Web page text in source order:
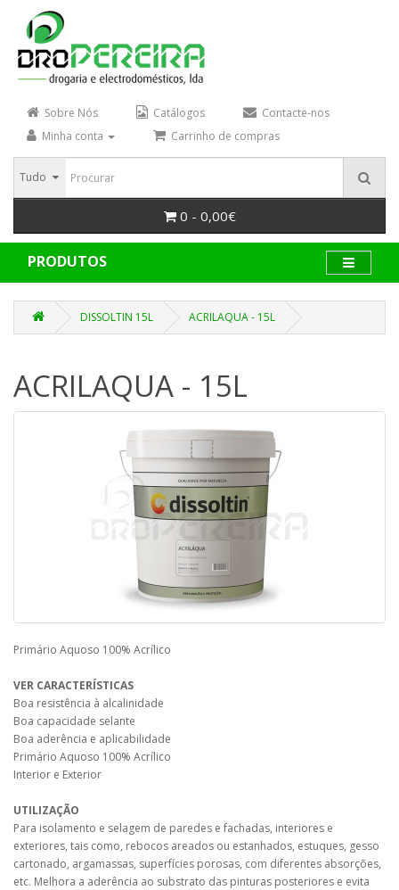
Sobre Nós Catálogos
Contacte-nos
Minha conta
Carrinho de compras
Tudo
0 - 0,00€
PRODUTOS
DISSOLTIN 15L ACRILAQUA - 15L
ACRILAQUA - 15L
Primário Aquoso 100% Acrílico
VER CARACTERÍSTICAS
Boa resistência à alcalinidade
Boa capacidade selante
Boa aderência e aplicabilidade
Primário Aquoso 100% Acrílico
Interior e Exterior
UTILIZAÇÃO
Para isolamento e selagem de paredes e fachadas, interiores e
exteriores, tais como, rebocos areados ou estanhados, estuques, gesso
cartonado, argamassas, superfícies porosas, com diferentes absorções,
etc. Melhora a aderência ao substrato das pinturas posteriores e evita